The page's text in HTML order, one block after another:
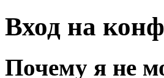
Вход на
Почему я не